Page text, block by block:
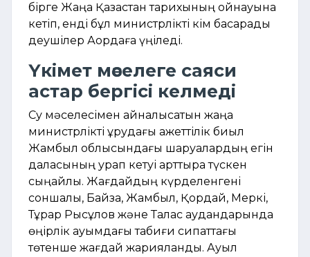
бірге Жаңа Қазақстан тарихының қойнауына
кетіп, енді бұл министрлікті кім басқарады
деушілер Ақордаға үңіледі.
Үкімет мәселеге саяси
астар бергісі келмеді
Су мәселесімен айналысатын жаңа
министрлікті құрудағы қажеттілік биыл
Жамбыл облысындағы шаруалардың егін
даласының қурап кетуі арттыра түскен
сыңайлы. Жағдайдың күрделенгені
соншалық, Байзақ, Жамбыл, Қордай, Меркі,
Тұрар Рысқұлов және Талас аудандарында
өңірлік ауқымдағы табиғи сипаттағы
төтенше жағдай жарияланды. Ауыл